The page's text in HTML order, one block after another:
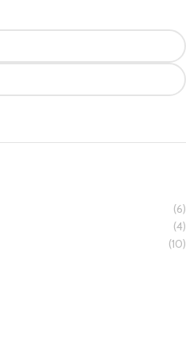
(6)
(4)
(10)